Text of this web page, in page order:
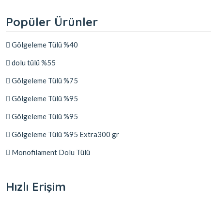
Popüler Ürünler
Gölgeleme Tülü %40
dolu tülü %55
Gölgeleme Tülü %75
Gölgeleme Tülü %95
Gölgeleme Tülü %95
Gölgeleme Tülü %95 Extra300 gr
Monofilament Dolu Tülü
Hızlı Erişim